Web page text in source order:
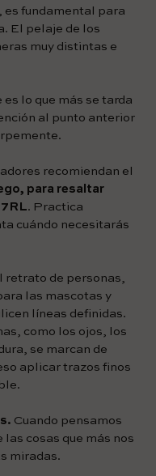
es fundamental para
El pelaje de los
muy distintas e
lo que más se tarda
al punto anterior
recomiendan el
para resaltar
7RL. Practica
cuándo necesitarás
retrato de personas,
las mascotas y
líneas definidas.
como los ojos, los
se marcan de
aplicar trazos finos
Cuando pensamos
las cosas que más nos
miradas.